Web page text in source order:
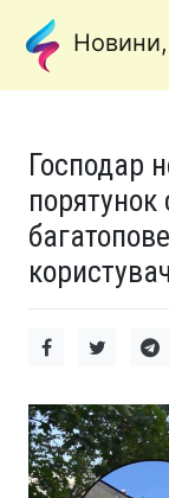
Господар
порятунок